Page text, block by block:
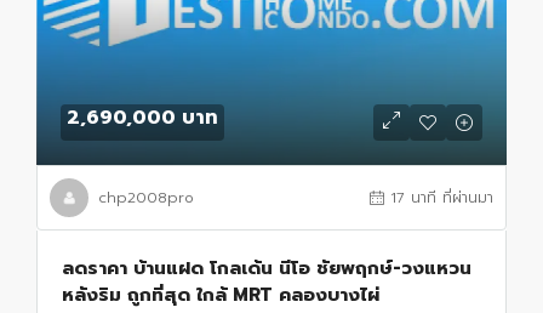
2,690,000 บาท
chp2008pro 17 นาที ที่ผ่านมา
ลดราคา บ้านแฝด โกลเด้น นีโอ ชัยพฤกษ์-วงแหวน
หลังริม ถูกที่สุด ใกล้ MRT คลองบางไผ่